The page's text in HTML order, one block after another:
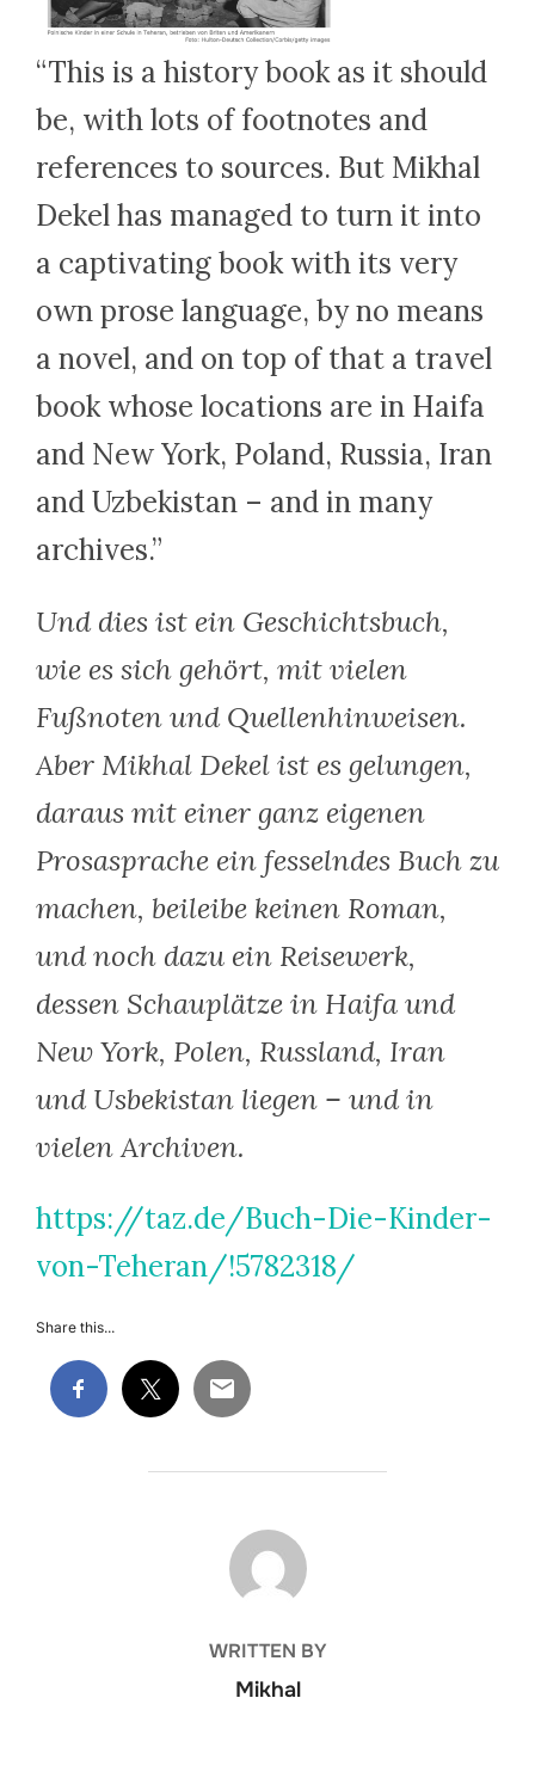
“This is a history book as it should
be, with lots of footnotes and
references to sources. But Mikhal
Dekel has managed to turn it into
a captivating book with its very
own prose language, by no means
a novel, and on top of that a travel
book whose locations are in Haifa
and New York, Poland, Russia, Iran
and Uzbekistan – and in many
archives.”
Und dies ist ein Geschichtsbuch,
wie es sich gehört, mit vielen
Fußnoten und Quellenhinweisen.
Aber Mikhal Dekel ist es gelungen,
daraus mit einer ganz eigenen
Prosasprache ein fesselndes Buch zu
machen, beileibe keinen Roman,
und noch dazu ein Reisewerk,
dessen Schauplätze in Haifa und
New York, Polen, Russland, Iran
und Usbekistan liegen – und in
vielen Archiven.
https://taz.de/Buch-Die-Kinder-
von-Teheran/!5782318/
Share this...
POST AUTHOR
WRITTEN BY
Mikhal